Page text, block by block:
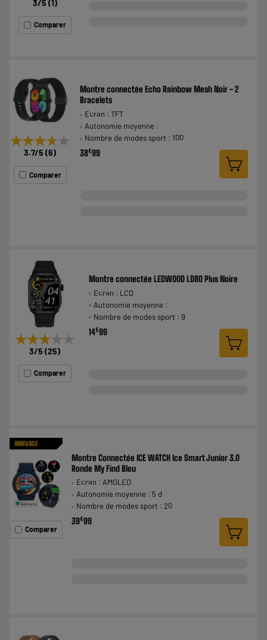
3/5 (1)
Comparer
★★★★★
★★★★★
3.7/5 (6)
Comparer
Montre connectée Echo Rainbow Mesh Noir - 2
Bracelets
Ecran : TFT
Autonomie moyenne :
Nombre de modes sport : 100
38€99
★★★★★
★★★★★
3/5 (25)
Comparer
Montre connectée LEDWOOD LD80 Plus Noire
Ecran : LCD
Autonomie moyenne :
Nombre de modes sport : 9
14€99
ARRIVAGE
Comparer
Montre Connectée ICE WATCH Ice Smart Junior 3.0
Ronde My Find Bleu
Ecran : AMOLED
Autonomie moyenne : 5 d
Nombre de modes sport : 20
39€99